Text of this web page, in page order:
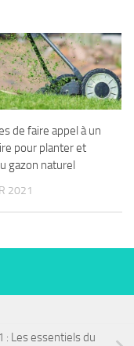
de faire appel à un
pour planter et
gazon naturel
2021
: Les essentiels du